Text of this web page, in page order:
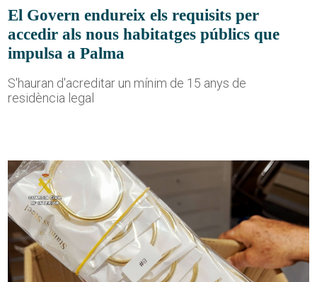
El Govern endureix els requisits per
accedir als nous habitatges públics que
impulsa a Palma
S'hauran d'acreditar un mínim de 15 anys de
residència legal